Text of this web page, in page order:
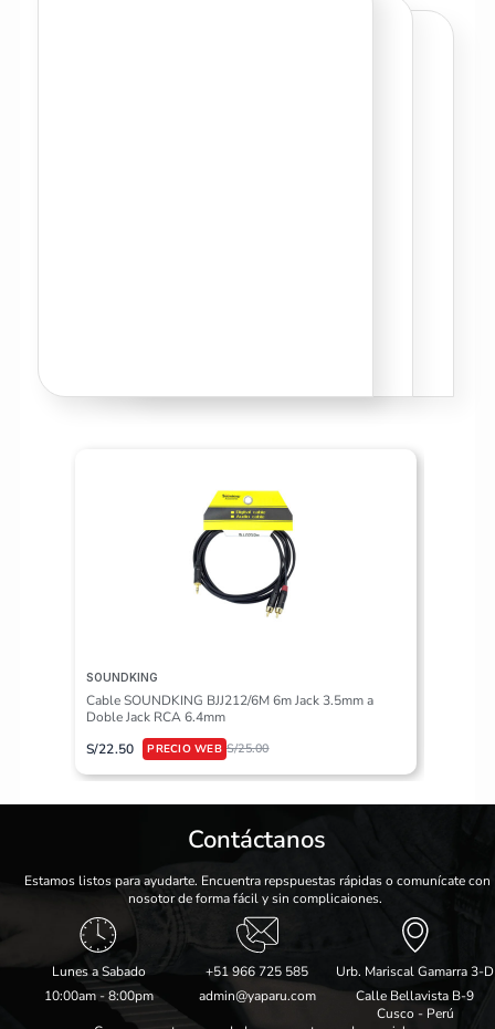
SOUNDKING
Cable SOUNDKING BJJ212/6M 6m Jack 3.5mm a
Doble Jack RCA 6.4mm
S/25.00
S/22.50
Contáctanos
Estamos listos para ayudarte. Encuentra repspuestas rápidas o comunícate con
nosotor de forma fácil y sin complicaiones.
Lunes a Sabado
10:00am - 8:00pm
+51 966 725 585
admin@yaparu.com
Urb. Mariscal Gamarra 3-D
Calle Bellavista B-9
Cusco - Perú